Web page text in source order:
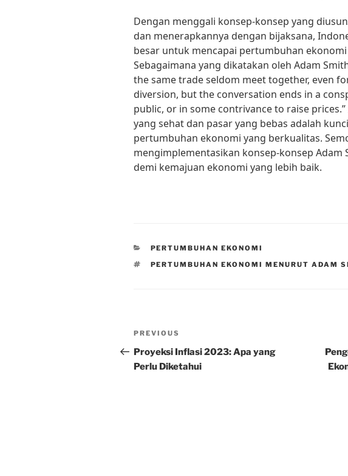
Dengan menggali konsep-konsep yang
dan menerapkannya dengan bijaksana,
besar untuk mencapai pertumbuhan
Sebagaimana yang dikatakan oleh Adam
the same trade seldom meet together, even
diversion, but the conversation ends in a
public, or in some contrivance to raise
yang sehat dan pasar yang bebas adalah
pertumbuhan ekonomi yang berkualitas.
mengimplementasikan konsep-konsep Adam
demi kemajuan ekonomi yang lebih baik.
CATEGORIES
PERTUMBUHAN EKONOMI
TAGS
PERTUMBUHAN EKONOMI MENURUT ADAM
Post
navigation
Previous
Post
PREVIOUS
Proyeksi Inflasi 2023: Apa yang
Perlu Diketahui